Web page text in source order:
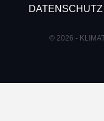
DATENSCHUTZ
© 2026 -